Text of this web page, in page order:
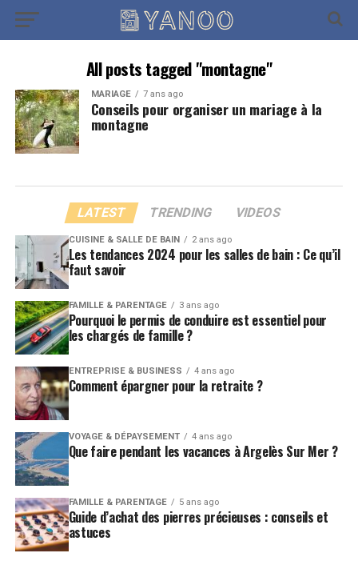
All posts tagged "montagne"
MARIAGE 7 ans ago
Conseils pour organiser un mariage à la
montagne
LATEST TRENDING VIDEOS
CUISINE & SALLE DE BAIN 2 ans ago
Les tendances 2024 pour les salles de bain : Ce qu’il
faut savoir
FAMILLE & PARENTAGE 3 ans ago
Pourquoi le permis de conduire est essentiel pour
les chargés de famille ?
ENTREPRISE & BUSINESS 4 ans ago
Comment épargner pour la retraite ?
VOYAGE & DÉPAYSEMENT 4 ans ago
Que faire pendant les vacances à Argelès Sur Mer ?
FAMILLE & PARENTAGE 5 ans ago
Guide d’achat des pierres précieuses : conseils et
astuces